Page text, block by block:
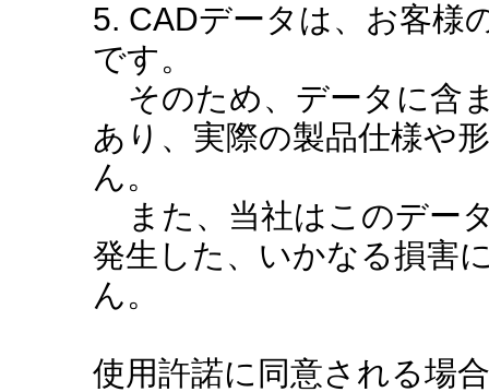
5. CADデータは、お客様
です。
そのため、データに含
あり、実際の製品仕様や
ん。
また、当社はこのデー
発生した、いかなる損害
ん。
使用許諾に同意される場